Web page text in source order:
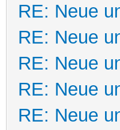
RE: Neue
RE: Neue
RE: Neue
RE: Neue
RE: Neue